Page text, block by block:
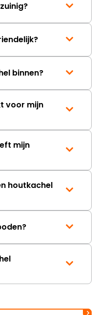
binnen?
voor mijn
mijn
houtkachel